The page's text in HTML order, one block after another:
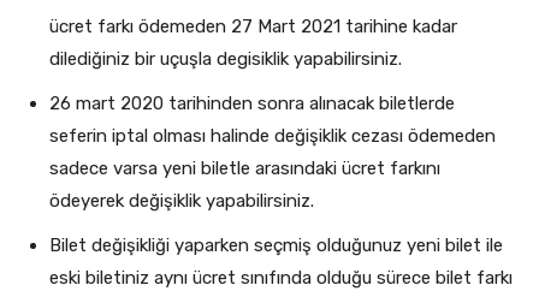
ücret farkı ödemeden 27 Mart 2021 tarihine kadar
dilediğiniz bir uçuşla degisiklik yapabilirsiniz.
26 mart 2020 tarihinden sonra alınacak biletlerde
seferin iptal olması halinde değişiklik cezası ödemeden
sadece varsa yeni biletle arasındaki ücret farkını
ödeyerek değişiklik yapabilirsiniz.
Bilet değişikliği yaparken seçmiş olduğunuz yeni bilet ile
eski biletiniz aynı ücret sınıfında olduğu sürece bilet farkı